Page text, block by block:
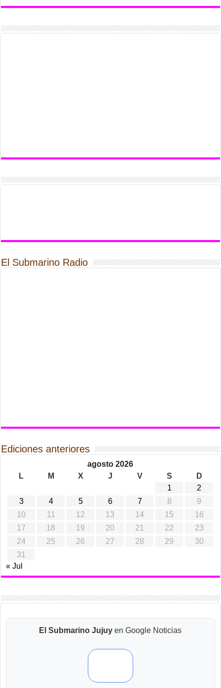
El Submarino Radio
Ediciones anteriores
agosto 2026
L
M X J V S
D
1
2
3
4 5 6 7 8
9
10
11 12 13 14 15
16
17
18 19 20 21 22
23
24
25 26 27 28 29
30
31
« Jul
El Submarino Jujuy en Google Noticias